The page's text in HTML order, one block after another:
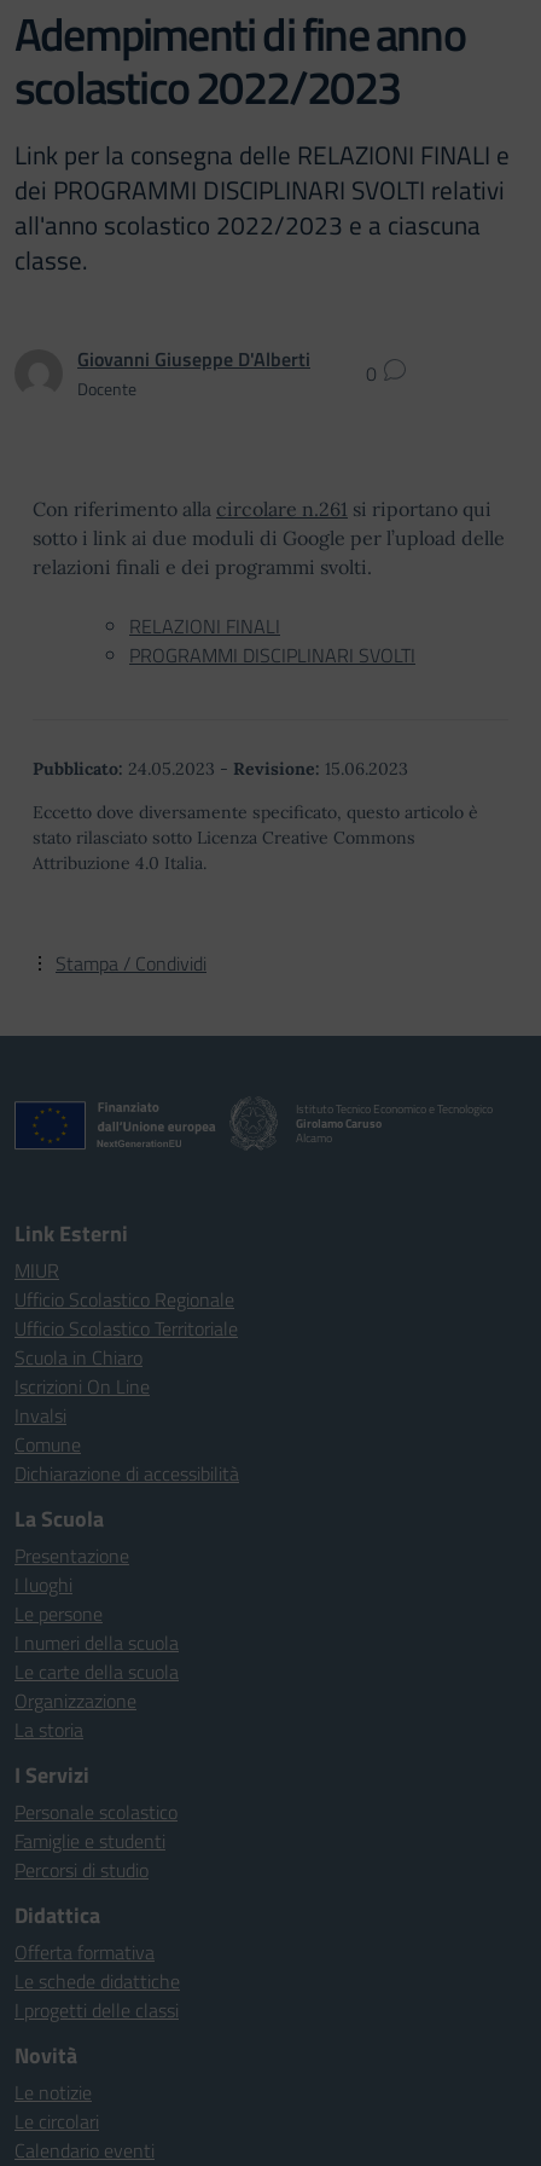
Adempimenti di fine anno
scolastico 2022/2023
Link per la consegna delle RELAZIONI FINALI e
dei PROGRAMMI DISCIPLINARI SVOLTI relativi
all'anno scolastico 2022/2023 e a ciascuna
classe.
Giovanni Giuseppe D'Alberti
Docente 0
Con riferimento alla circolare n.261 si riportano qui
sotto i link ai due moduli di Google per l’upload delle
relazioni finali e dei programmi svolti.
RELAZIONI FINALI
PROGRAMMI DISCIPLINARI SVOLTI
Pubblicato: 24.05.2023 - Revisione: 15.06.2023
Eccetto dove diversamente specificato, questo articolo è
stato rilasciato sotto Licenza Creative Commons
Attribuzione 4.0 Italia.
Stampa / Condividi
Istituto Tecnico Economico e Tecnologico
Girolamo Caruso
Alcamo
Link Esterni
MIUR
Ufficio Scolastico Regionale
Ufficio Scolastico Territoriale
Scuola in Chiaro
Iscrizioni On Line
Invalsi
Comune
Dichiarazione di accessibilità
La Scuola
Presentazione
I luoghi
Le persone
I numeri della scuola
Le carte della scuola
Organizzazione
La storia
I Servizi
Personale scolastico
Famiglie e studenti
Percorsi di studio
Didattica
Offerta formativa
Le schede didattiche
I progetti delle classi
Novità
Le notizie
Le circolari
Calendario eventi